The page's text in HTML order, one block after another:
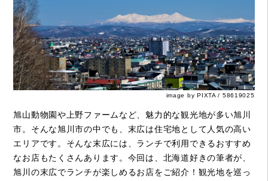
image by PIXTA / 58619025
旭山動物園や上野ファームなど、魅力的な観光地が多い旭川
市。そんな旭川市の中でも、末広は住宅地として人気の高い
エリアです。そんな末広には、ランチで利用できるおすすめ
なお店もたくさんあります。今回は、北海道好きの筆者が、
旭川の末広でランチが楽しめるお店をご紹介！観光地を巡っ